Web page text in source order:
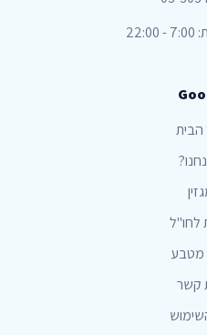
הבית
לחו"ל
מטבע
קשר